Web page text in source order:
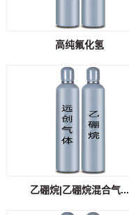
高纯氟化氢
乙硼烷|乙硼烷混合气...